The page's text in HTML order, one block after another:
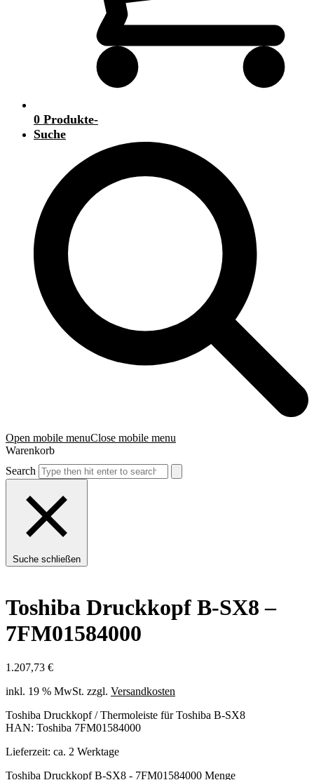
0 Produkte-
Suche
Open mobile menuClose mobile menu
Warenkorb
Search
Suche schließen
Toshiba Druckkopf B-SX8 –
7FM01584000
1.207,73 €
inkl. 19 % MwSt. zzgl. Versandkosten
Toshiba Druckkopf / Thermoleiste für Toshiba B-SX8
HAN: Toshiba 7FM01584000
Lieferzeit: ca. 2 Werktage
Toshiba Druckkopf B-SX8 - 7FM01584000 Menge